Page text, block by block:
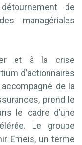
de
managériales
et à la crise
d’actionnaires
de la
prend le
le cadre d’une
Le groupe
Emeis, un terme